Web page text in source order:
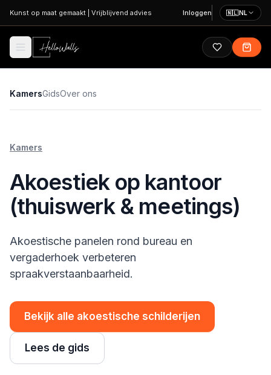
Ga naar hoofdinhoud
Kunst op maat gemaakt Vrijblijvend advies Inloggen 🇳🇱NL
KamersGidsOver ons
Kamers
Akoestiek op kantoor
(thuiswerk & meetings)
Akoestische panelen rond bureau en
vergaderhoek verbeteren
spraakverstaanbaarheid.
Bekijk alle akoestische schilderijen
Lees de gids